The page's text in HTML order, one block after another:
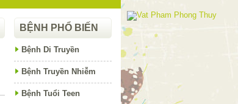
BỆNH PHỔ BIẾN
Bệnh Di Truyền
Bệnh Truyền Nhiễm
Bệnh Tuổi Teen